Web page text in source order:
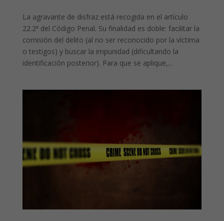
La agravante de disfraz está recogida en el artículo
22.2ª del Código Penal. Su finalidad es doble: facilitar la
comisión del delito (al no ser reconocido por la víctima
o testigos) y buscar la impunidad (dificultando la
identificación posterior). Para que se aplique,...